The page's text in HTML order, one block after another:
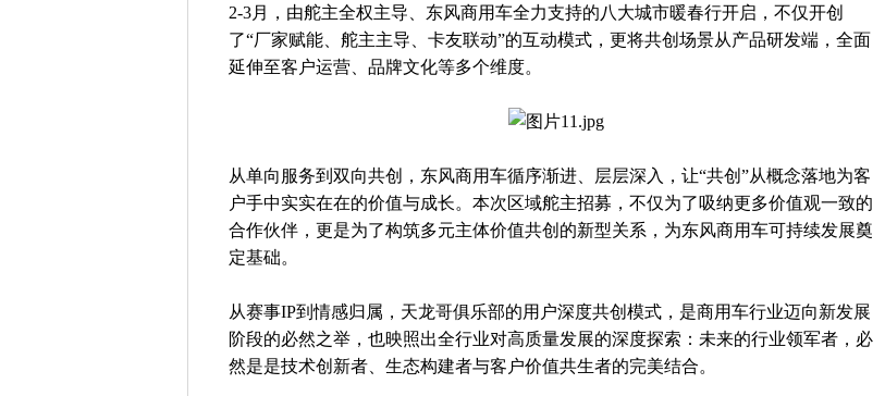
2-3月，由舵主全权主导、东风商用车全力支持的八大城市暖春行开启，不仅开创
了“厂家赋能、舵主主导、卡友联动”的互动模式，更将共创场景从产品研发端，全面
延伸至客户运营、品牌文化等多个维度。
从单向服务到双向共创，东风商用车循序渐进、层层深入，让“共创”从概念落地为客
户手中实实在在的价值与成长。本次区域舵主招募，不仅为了吸纳更多价值观一致的
合作伙伴，更是为了构筑多元主体价值共创的新型关系，为东风商用车可持续发展奠
定基础。
从赛事IP到情感归属，天龙哥俱乐部的用户深度共创模式，是商用车行业迈向新发展
阶段的必然之举，也映照出全行业对高质量发展的深度探索：未来的行业领军者，必
然是是技术创新者、生态构建者与客户价值共生者的完美结合。